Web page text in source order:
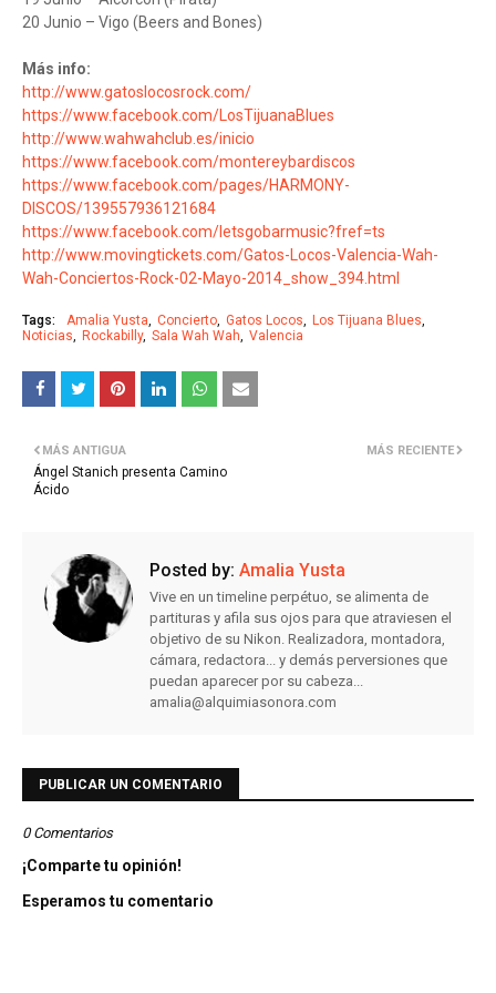
20 Junio – Vigo (Beers and Bones)
Más info:
http://www.gatoslocosrock.com/
https://www.facebook.com/LosTijuanaBlues
http://www.wahwahclub.es/inicio
https://www.facebook.com/montereybardiscos
https://www.facebook.com/pages/HARMONY-
DISCOS/139557936121684
https://www.facebook.com/letsgobarmusic?fref=ts
http://www.movingtickets.com/Gatos-Locos-Valencia-Wah-
Wah-Conciertos-Rock-02-Mayo-2014_show_394.html
Tags: Amalia Yusta Concierto Gatos Locos
Los Tijuana Blues
Noticias
Rockabilly Sala Wah Wah Valencia
MÁS RECIENTE
MÁS ANTIGUA
Ángel Stanich presenta Camino
Ácido
Posted by: Amalia Yusta
Vive en un timeline perpétuo, se alimenta de
partituras y afila sus ojos para que atraviesen el
objetivo de su Nikon. Realizadora, montadora,
cámara, redactora... y demás perversiones que
puedan aparecer por su cabeza...
amalia@alquimiasonora.com
PUBLICAR UN COMENTARIO
0 Comentarios
¡Comparte tu opinión!
Esperamos tu comentario